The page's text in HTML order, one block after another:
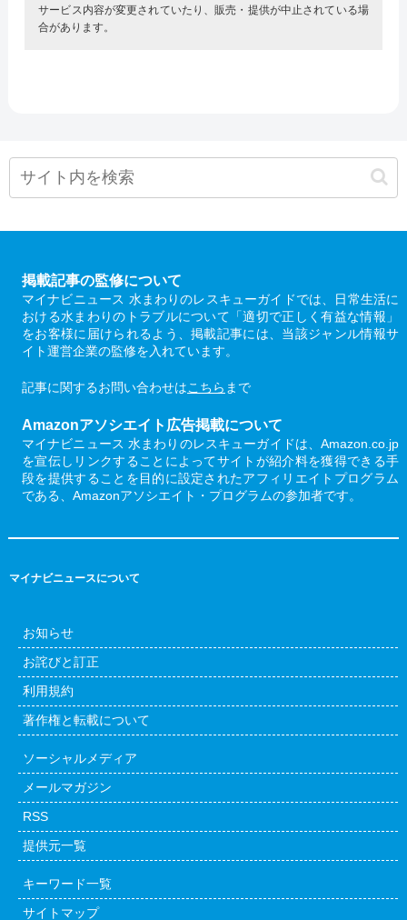
サービス内容が変更されていたり、販売・提供が中止されている場
合があります。
掲載記事の監修について
マイナビニュース 水まわりのレスキューガイドでは、日常生活に
おける水まわりのトラブルについて「適切で正しく有益な情報」
をお客様に届けられるよう、掲載記事には、当該ジャンル情報サ
イト運営企業の監修を入れています。
記事に関するお問い合わせはこちら まで
Amazonアソシエイト広告掲載について
マイナビニュース 水まわりのレスキューガイドは、Amazon.co.jp
を宣伝しリンクすることによってサイトが紹介料を獲得できる手
段を提供することを目的に設定されたアフィリエイトプログラム
である、Amazonアソシエイト・プログラムの参加者です。
マイナビニュースについて
お知らせ
お詫びと訂正
利用規約
著作権と転載について
ソーシャルメディア
メールマガジン
RSS
提供元一覧
キーワード一覧
サイトマップ